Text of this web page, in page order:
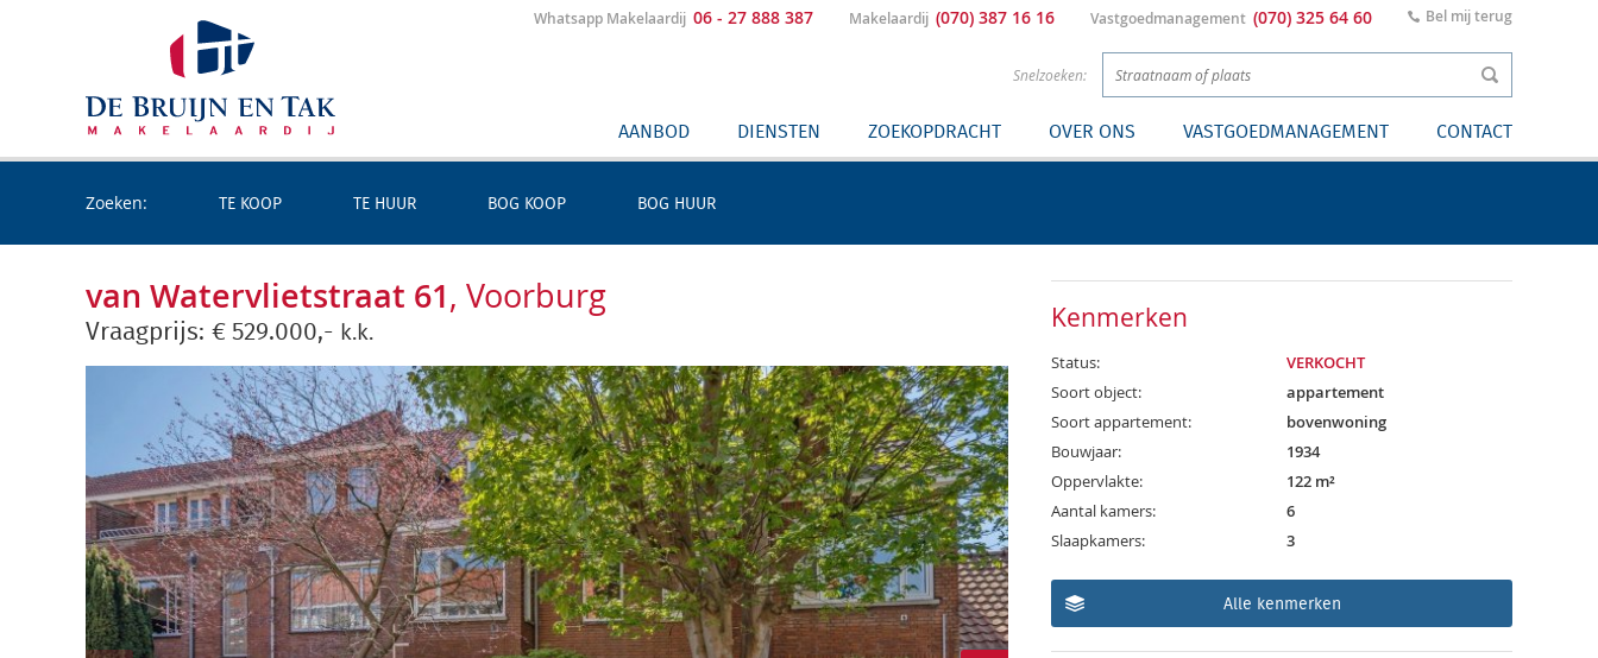
Whatsapp Makelaardij 06 - 27 888 387 Makelaardij (070) 387 16 16 Vastgoedmanagement (070) 325 64 60 Bel mij terug
Snelzoeken:
AANBOD DIENSTEN ZOEKOPDRACHT OVER ONS VASTGOEDMANAGEMENT CONTACT
Zoeken: TE KOOP TE HUUR BOG KOOP BOG HUUR
van Watervlietstraat 61, Voorburg
Vraagprijs: €529.000,- k.k. Kenmerken
Status:
VERKOCHT
Soort object:
appartement
Soort appartement:
bovenwoning
Bouwjaar:
1934
Oppervlakte:
122 m²
Aantal kamers:
6
Slaapkamers:
3
Alle kenmerken